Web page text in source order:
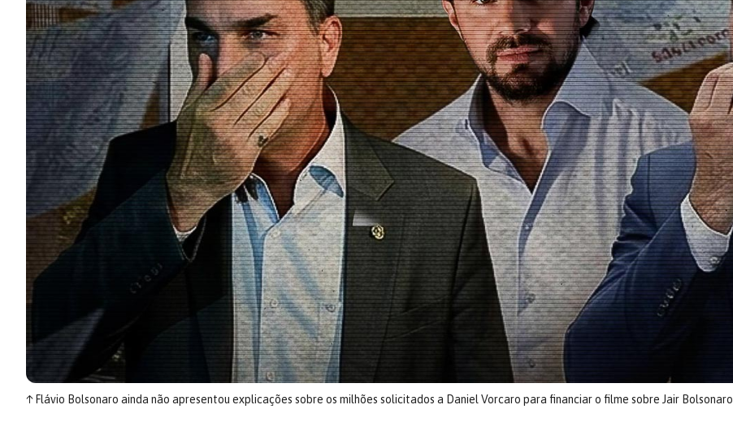
↑Flávio Bolsonaro ainda não apresentou explicações sobre os milhões solicitados a Daniel Vorcaro para financiar o filme sobre Jair Bolsonaro